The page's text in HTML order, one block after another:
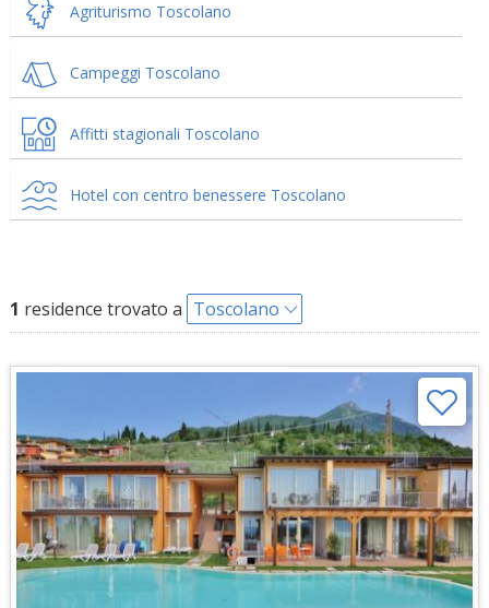
Agriturismo Toscolano
Campeggi Toscolano
Affitti stagionali Toscolano
Hotel con centro benessere Toscolano
1 residence trovato a Toscolano